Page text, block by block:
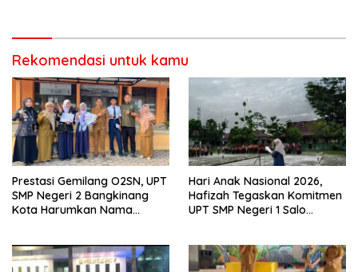
Rekomendasi untuk kamu
Prestasi Gemilang O2SN, UPT
SMP Negeri 2 Bangkinang
Kota Harumkan Nama
Hari Anak Nasional 2026,
Hafizah Tegaskan Komitmen
UPT SMP Negeri 1 Salo